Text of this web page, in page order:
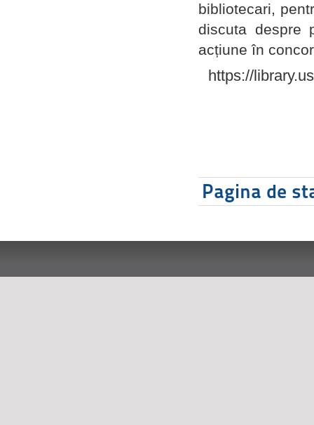
bibliotecari,
discuta despre
acțiune în
https://
Pagina de